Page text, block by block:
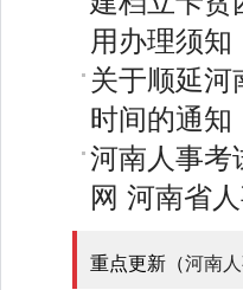
用办理须知
关于顺延
时间的通知
河南人事考
网 河南省
重点更新（河南